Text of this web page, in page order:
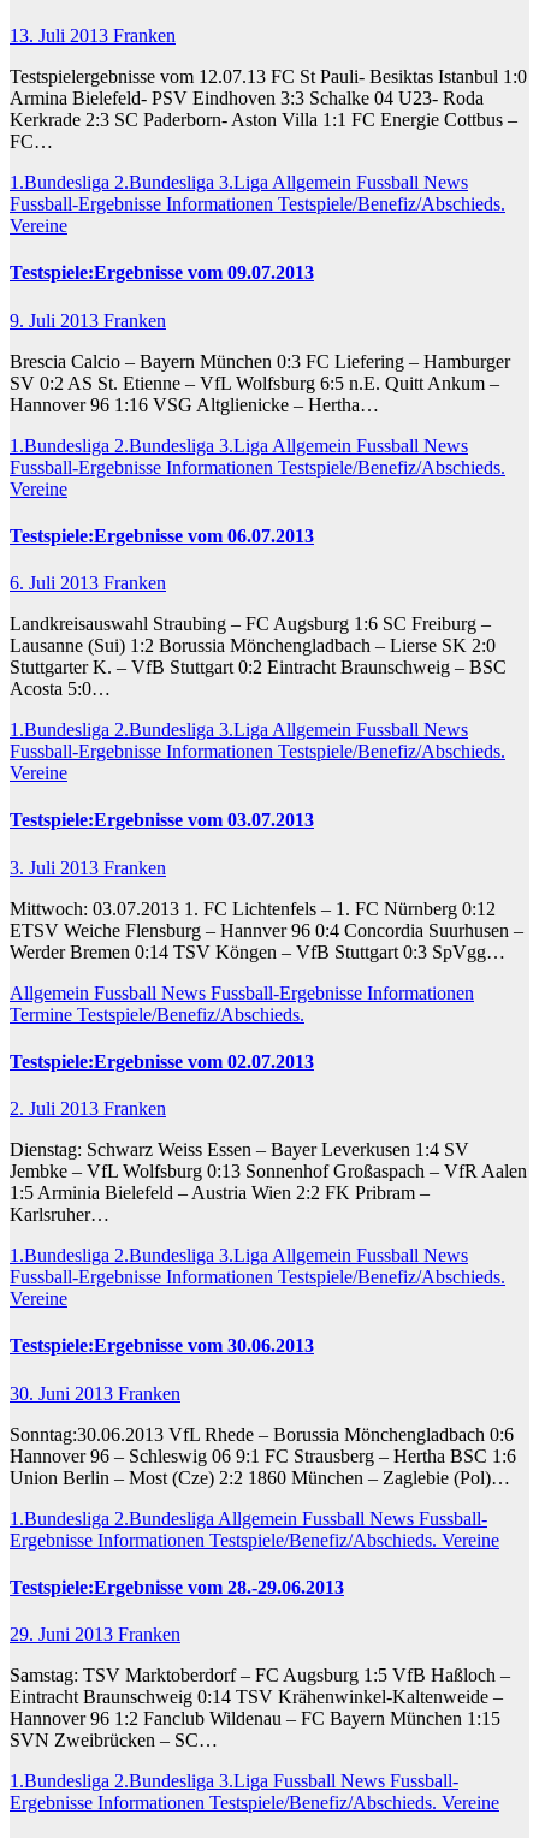
13. Juli 2013 Franken
Testspielergebnisse vom 12.07.13 FC St Pauli- Besiktas Istanbul 1:0
Armina Bielefeld- PSV Eindhoven 3:3 Schalke 04 U23- Roda
Kerkrade 2:3 SC Paderborn- Aston Villa 1:1 FC Energie Cottbus –
FC…
1.Bundesliga 2.Bundesliga 3.Liga Allgemein Fussball News
Fussball-Ergebnisse Informationen Testspiele/Benefiz/Abschieds.
Vereine
Testspiele:Ergebnisse vom 09.07.2013
9. Juli 2013 Franken
Brescia Calcio – Bayern München 0:3 FC Liefering – Hamburger
SV 0:2 AS St. Etienne – VfL Wolfsburg 6:5 n.E. Quitt Ankum –
Hannover 96 1:16 VSG Altglienicke – Hertha…
1.Bundesliga 2.Bundesliga 3.Liga Allgemein Fussball News
Fussball-Ergebnisse Informationen Testspiele/Benefiz/Abschieds.
Vereine
Testspiele:Ergebnisse vom 06.07.2013
6. Juli 2013 Franken
Landkreisauswahl Straubing – FC Augsburg 1:6 SC Freiburg –
Lausanne (Sui) 1:2 Borussia Mönchengladbach – Lierse SK 2:0
Stuttgarter K. – VfB Stuttgart 0:2 Eintracht Braunschweig – BSC
Acosta 5:0…
1.Bundesliga 2.Bundesliga 3.Liga Allgemein Fussball News
Fussball-Ergebnisse Informationen Testspiele/Benefiz/Abschieds.
Vereine
Testspiele:Ergebnisse vom 03.07.2013
3. Juli 2013 Franken
Mittwoch: 03.07.2013 1. FC Lichtenfels – 1. FC Nürnberg 0:12
ETSV Weiche Flensburg – Hannver 96 0:4 Concordia Suurhusen –
Werder Bremen 0:14 TSV Köngen – VfB Stuttgart 0:3 SpVgg…
Allgemein Fussball News Fussball-Ergebnisse Informationen
Termine Testspiele/Benefiz/Abschieds.
Testspiele:Ergebnisse vom 02.07.2013
2. Juli 2013 Franken
Dienstag: Schwarz Weiss Essen – Bayer Leverkusen 1:4 SV
Jembke – VfL Wolfsburg 0:13 Sonnenhof Großaspach – VfR Aalen
1:5 Arminia Bielefeld – Austria Wien 2:2 FK Pribram –
Karlsruher…
1.Bundesliga 2.Bundesliga 3.Liga Allgemein Fussball News
Fussball-Ergebnisse Informationen Testspiele/Benefiz/Abschieds.
Vereine
Testspiele:Ergebnisse vom 30.06.2013
30. Juni 2013 Franken
Sonntag:30.06.2013 VfL Rhede – Borussia Mönchengladbach 0:6
Hannover 96 – Schleswig 06 9:1 FC Strausberg – Hertha BSC 1:6
Union Berlin – Most (Cze) 2:2 1860 München – Zaglebie (Pol)…
1.Bundesliga 2.Bundesliga Allgemein Fussball News Fussball-
Ergebnisse Informationen Testspiele/Benefiz/Abschieds. Vereine
Testspiele:Ergebnisse vom 28.-29.06.2013
29. Juni 2013 Franken
Samstag: TSV Marktoberdorf – FC Augsburg 1:5 VfB Haßloch –
Eintracht Braunschweig 0:14 TSV Krähenwinkel-Kaltenweide –
Hannover 96 1:2 Fanclub Wildenau – FC Bayern München 1:15
SVN Zweibrücken – SC…
1.Bundesliga 2.Bundesliga 3.Liga Fussball News Fussball-
Ergebnisse Informationen Testspiele/Benefiz/Abschieds. Vereine